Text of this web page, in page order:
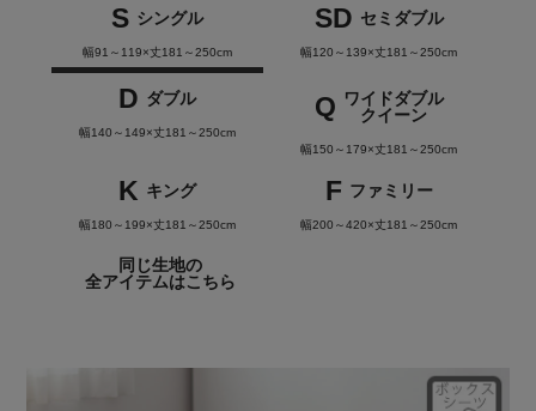
S シングル
幅91～119×丈181～250cm
SD セミダブル
幅120～139×丈181～250cm
D ダブル
幅140～149×丈181～250cm
Q ワイドダブル
クイーン
幅150～179×丈181～250cm
K キング
幅180～199×丈181～250cm
F ファミリー
幅200～420×丈181～250cm
同じ生地の
全アイテムはこちら